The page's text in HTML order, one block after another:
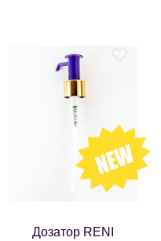
Дозатор RENI